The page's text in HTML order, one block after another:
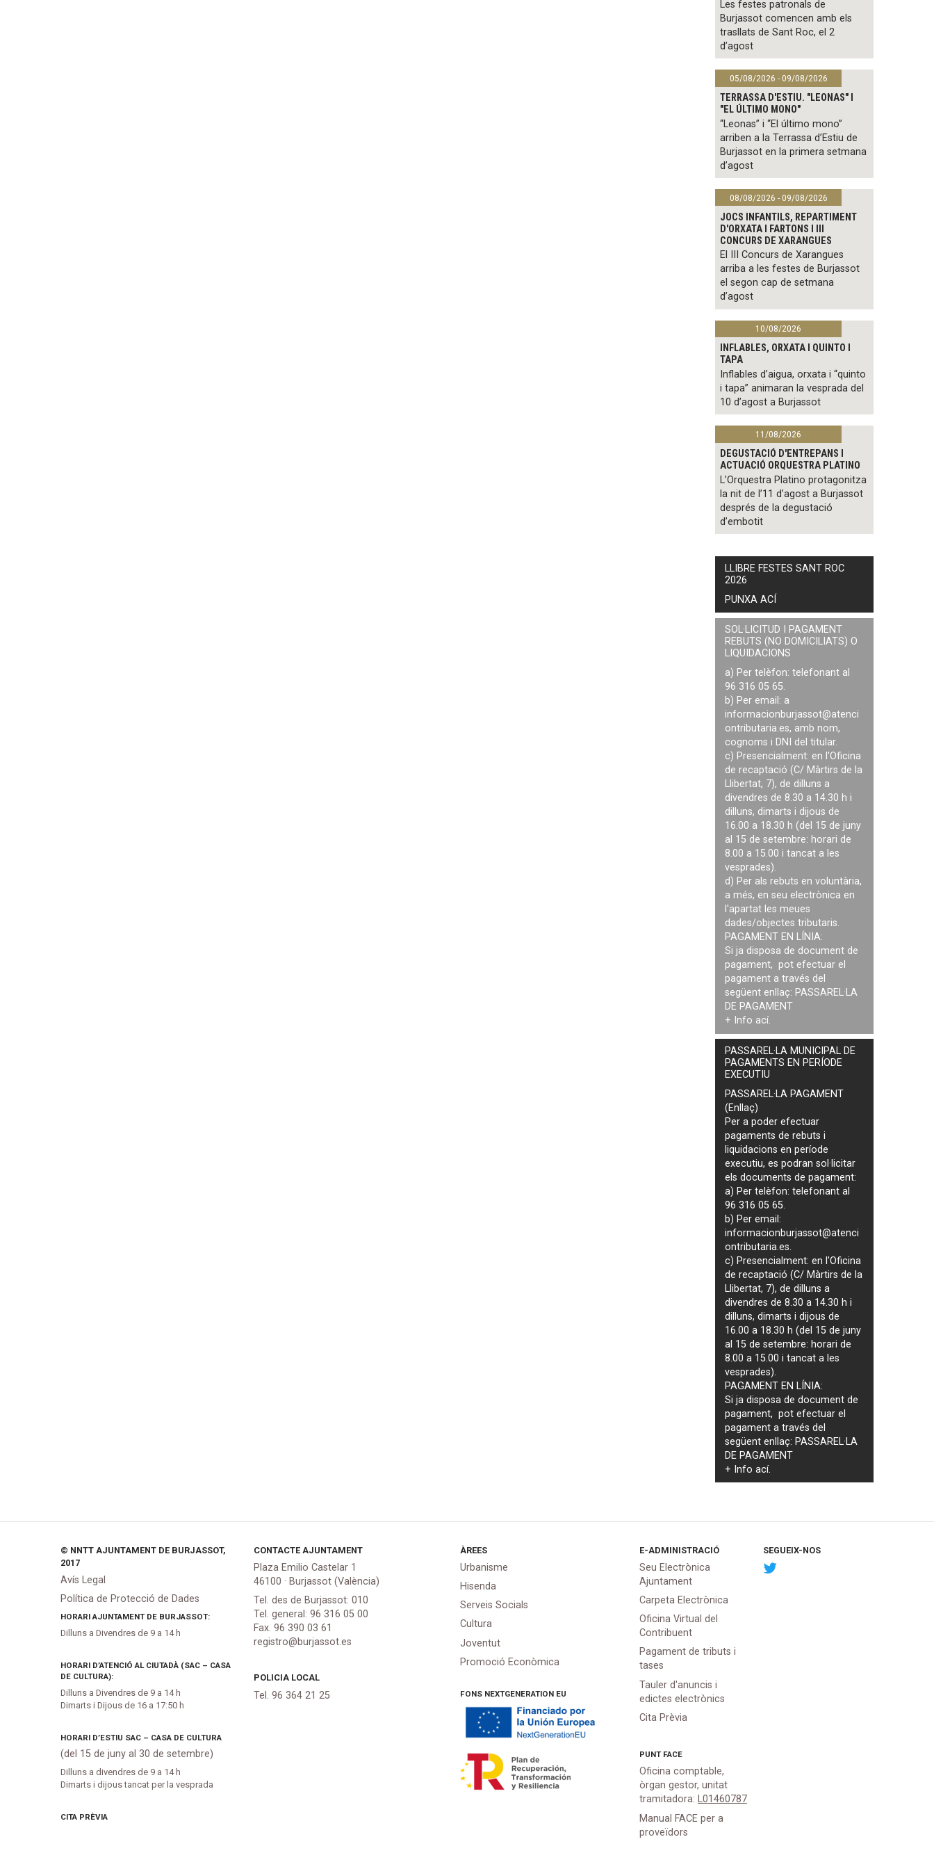
Les festes patronals de
Burjassot comencen amb els
trasllats de Sant Roc, el 2
d’agost
05/08/2026 - 09/08/2026
TERRASSA D'ESTIU. "LEONAS" I
"EL ÚLTIMO MONO"
“Leonas” i “El último mono”
arriben a la Terrassa d’Estiu de
Burjassot en la primera setmana
d’agost
08/08/2026 - 09/08/2026
JOCS INFANTILS, REPARTIMENT
D'ORXATA I FARTONS I III
CONCURS DE XARANGUES
El III Concurs de Xarangues
arriba a les festes de Burjassot
el segon cap de setmana
d’agost
10/08/2026
INFLABLES, ORXATA I QUINTO I
TAPA
Inflables d’aigua, orxata i “quinto
i tapa” animaran la vesprada del
10 d’agost a Burjassot
11/08/2026
DEGUSTACIÓ D'ENTREPANS I
ACTUACIÓ ORQUESTRA PLATINO
L’Orquestra Platino protagonitza
la nit de l’11 d’agost a Burjassot
després de la degustació
d’embotit
LLIBRE FESTES SANT ROC
2026
PUNXA ACÍ
SOL·LICITUD I PAGAMENT
REBUTS (NO DOMICILIATS) O
LIQUIDACIONS
a) Per telèfon: telefonant al
96 316 05 65.
b) Per email: a
informacionburjassot@atenci
ontributaria.es, amb nom,
cognoms i DNI del titular.
c) Presencialment: en l'Oficina
de recaptació (C/ Màrtirs de la
Llibertat, 7), de dilluns a
divendres de 8.30 a 14.30 h i
dilluns, dimarts i dijous de
16.00 a 18.30 h (del 15 de juny
al 15 de setembre: horari de
8.00 a 15.00 i tancat a les
vesprades).
d) Per als rebuts en voluntària,
a més, en seu electrònica en
l'apartat les meues
dades/objectes tributaris.
PAGAMENT EN LÍNIA:
Si ja disposa de document de
pagament, pot efectuar el
pagament a través del
següent enllaç: PASSAREL·LA
DE PAGAMENT
+ Info ací.
PASSAREL·LA MUNICIPAL DE
PAGAMENTS EN PERÍODE
EXECUTIU
PASSAREL·LA PAGAMENT
(Enllaç)
Per a poder efectuar
pagaments derebuts i
liquidacions en període
executiu, es podransol·licitar
els documents de pagament:
a) Per telèfon: telefonant al
96 316 05 65.
b) Per email:
informacionburjassot@atenci
ontributaria.es.
c) Presencialment: en l'Oficina
de recaptació (C/ Màrtirs de la
Llibertat, 7), de dilluns a
divendres de 8.30 a 14.30 h i
dilluns, dimarts i dijous de
16.00 a 18.30 h (del 15 de juny
al 15 de setembre: horari de
8.00 a 15.00 i tancat a les
vesprades).
PAGAMENT EN LÍNIA:
Si ja disposa de document de
pagament, pot efectuar el
pagament a través del
següent enllaç: PASSAREL·LA
DE PAGAMENT
+ Infoací.
© NNTT AJUNTAMENT DE BURJASSOT,
2017
Avís Legal
Política de Protecció de Dades
HORARI AJUNTAMENT DE BURJASSOT:
Dilluns a Divendres de 9 a 14 h
HORARI D’ATENCIÓ AL CIUTADÀ (SAC – CASA
DE CULTURA):
Dilluns a Divendres de 9 a 14 h
Dimarts i Dijous de 16 a 17:50 h
HORARI D’ESTIU SAC – CASA DE CULTURA
(del 15 de juny al 30 de setembre)
Dilluns a divendres de 9 a 14 h
Dimarts i dijous tancat per la vesprada
CITA PRÈVIA
CONTACTE AJUNTAMENT
Plaza Emilio Castelar 1
46100 · Burjassot (València)
Tel. des de Burjassot: 010
Tel. general: 96 316 05 00
Fax. 96 390 03 61
registro@burjassot.es
POLICIA LOCAL
Tel. 96 364 21 25
ÀREES
Urbanisme
Hisenda
Serveis Socials
Cultura
Joventut
Promoció Econòmica
FONS NEXTGENERATION EU
E-ADMINISTRACIÓ
Seu Electrònica
Ajuntament
Carpeta Electrònica
Oficina Virtual del
Contribuent
Pagament de tributs i
tases
Tauler d'anuncis i
edictes electrònics
Cita Prèvia
PUNT FACE
Oficina comptable,
òrgan gestor, unitat
tramitadora: L01460787
Manual FACE per a
proveïdors
SEGUEIX-NOS